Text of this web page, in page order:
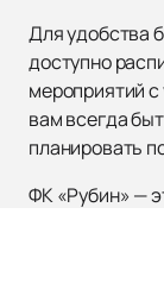
Для удобства
доступно
мероприятий
вам всегда
планировать
ФК «Рубин» —